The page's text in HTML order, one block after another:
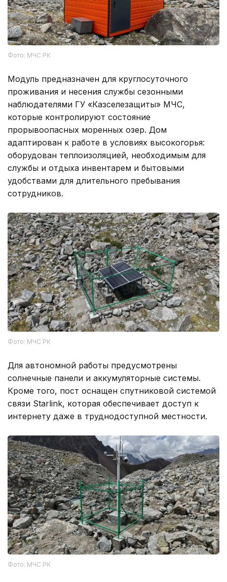
Фото: МЧС РК
Модуль предназначен для круглосуточного
проживания и несения службы сезонными
наблюдателями ГУ «Казселезащиты» МЧС,
которые контролируют состояние
прорывоопасных моренных озер. Дом
адаптирован к работе в условиях высокогорья:
оборудован теплоизоляцией, необходимым для
службы и отдыха инвентарем и бытовыми
удобствами для длительного пребывания
сотрудников.
Фото: МЧС РК
Для автономной работы предусмотрены
солнечные панели и аккумуляторные системы.
Кроме того, пост оснащен спутниковой системой
связи Starlink, которая обеспечивает доступ к
интернету даже в труднодоступной местности.
Фото: МЧС РК